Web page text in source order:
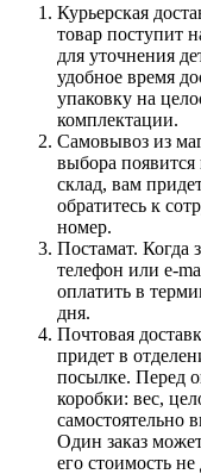
Курьерская
товар поступит
для уточнения
удобное время
упаковку на
комплектации.
Самовывоз из
выбора появится
склад, вам
обратитесь к
номер.
Постамат. Когда
телефон или e-
оплатить в
дня.
Почтовая
придет в
посылке. Перед
коробки: вес,
самостоятельно
Один заказ
его стоимость